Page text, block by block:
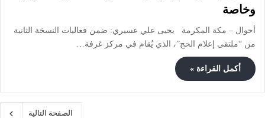
وخاصة
أحوال – مكة المكرمة يحيى علي عسيري: ضمن فعاليات النسخة الثانية
من “ملتقى إعلام الحج”، الذي يُقام في مركز غرفة…
أكمل القراءة »
الصفحة التالية